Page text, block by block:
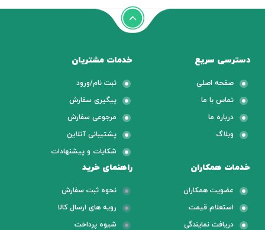
دسترسی سریع خدمات مشتریان
خدمات همکاران راهنمای خرید
صفحه اصلی
تماس با ما
درباره ما
وبلاگ
ثبت نام/ورود
پیگیری سفارش
مرجوعی سفارش
پشتیبانی آنلاین
شکایات و پیشنهادات
عضویت همکاران
استعلام قیمت
دریافت نمایندگی
نحوه ثبت سفارش
رویه های ارسال کالا
شیوه پرداخت